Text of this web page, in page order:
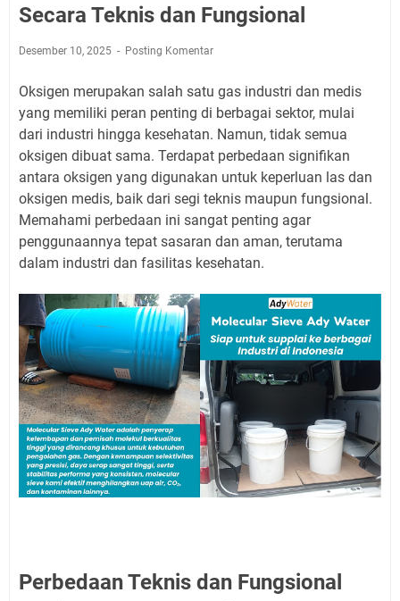
Secara Teknis dan Fungsional
Desember 10, 2025 Posting Komentar
Oksigen merupakan salah satu gas industri dan medis
yang memiliki peran penting di berbagai sektor, mulai
dari industri hingga kesehatan. Namun, tidak semua
oksigen dibuat sama. Terdapat perbedaan signifikan
antara oksigen yang digunakan untuk keperluan las dan
oksigen medis, baik dari segi teknis maupun fungsional.
Memahami perbedaan ini sangat penting agar
penggunaannya tepat sasaran dan aman, terutama
dalam industri dan fasilitas kesehatan.
Perbedaan Teknis dan Fungsional